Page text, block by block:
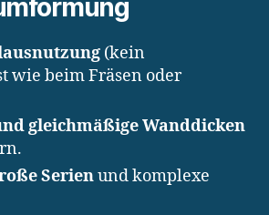
(kein
wie beim Fräsen oder
gleichmäßige Wanddicken
Serienund komplexe